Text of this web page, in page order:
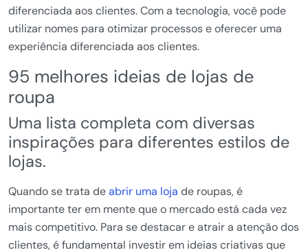
diferenciada aos clientes. Com a tecnologia, você pode
utilizar nomes para otimizar processos e oferecer uma
experiência diferenciada aos clientes.
95 melhores ideias de lojas de
roupa
Uma lista completa com diversas
inspirações para diferentes estilos de
lojas.
Quando se trata deabrir uma loja de roupas, é
importante ter em mente que o mercado está cada vez
mais competitivo. Para se destacar e atrair a atenção dos
clientes, é fundamental investir em ideias criativas que